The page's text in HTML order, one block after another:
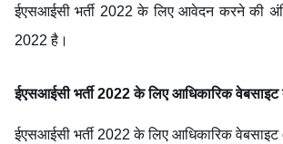
ईएसआईसी भर्ती 2022 के लिए आवेदन करने की
2022 है।
ईएसआईसी भर्ती 2022 के लिए आधिकारिक वेबसाइट
ईएसआईसी भर्ती 2022 के लिए आधिकारिक वेबसाइट